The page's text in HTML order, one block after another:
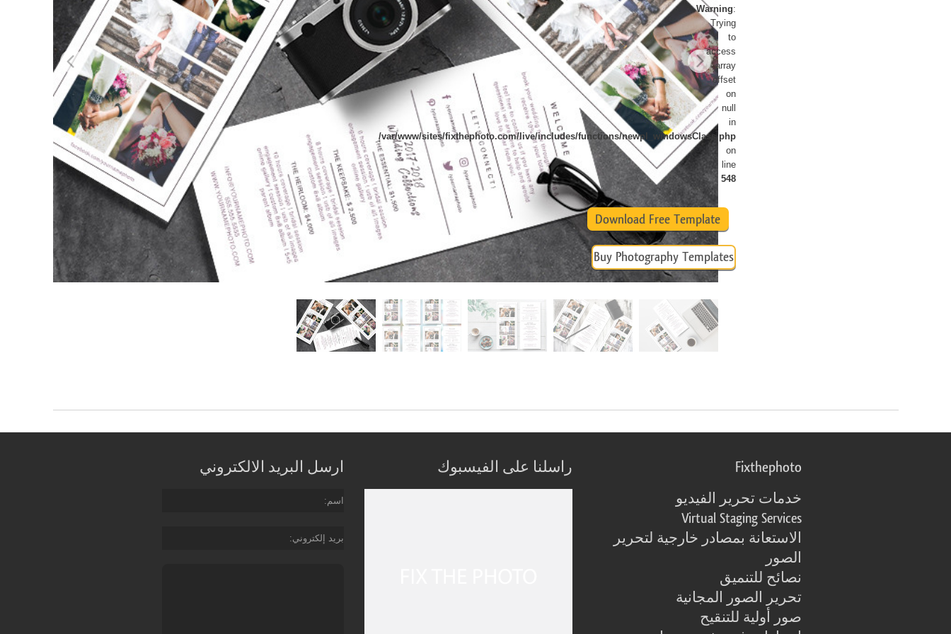
تنقيح المنتجات خدمات تنميق المجوهرات بيانات تدريب الذكاء
الاصطناعي
Video Editing Services
Warning:
Trying
to
access
array
offset
on
null
in
/var/www/sites/fixthephoto.com/live/includes/functions/newpl_windowsClass.php
on
line
548
Download Free Template
Buy Photography Templates
ارسل البريد الالكتروني
اسم
بريد إلكتروني
راسلنا على الفيسبوك Fixthephoto
خدمات تحرير الفيديو
Virtual Staging Services
الاستعانة بمصادر خارجية لتحرير
الصور
نصائح للتنميق
تحرير الصور المجانية
صور أولية للتنقيح